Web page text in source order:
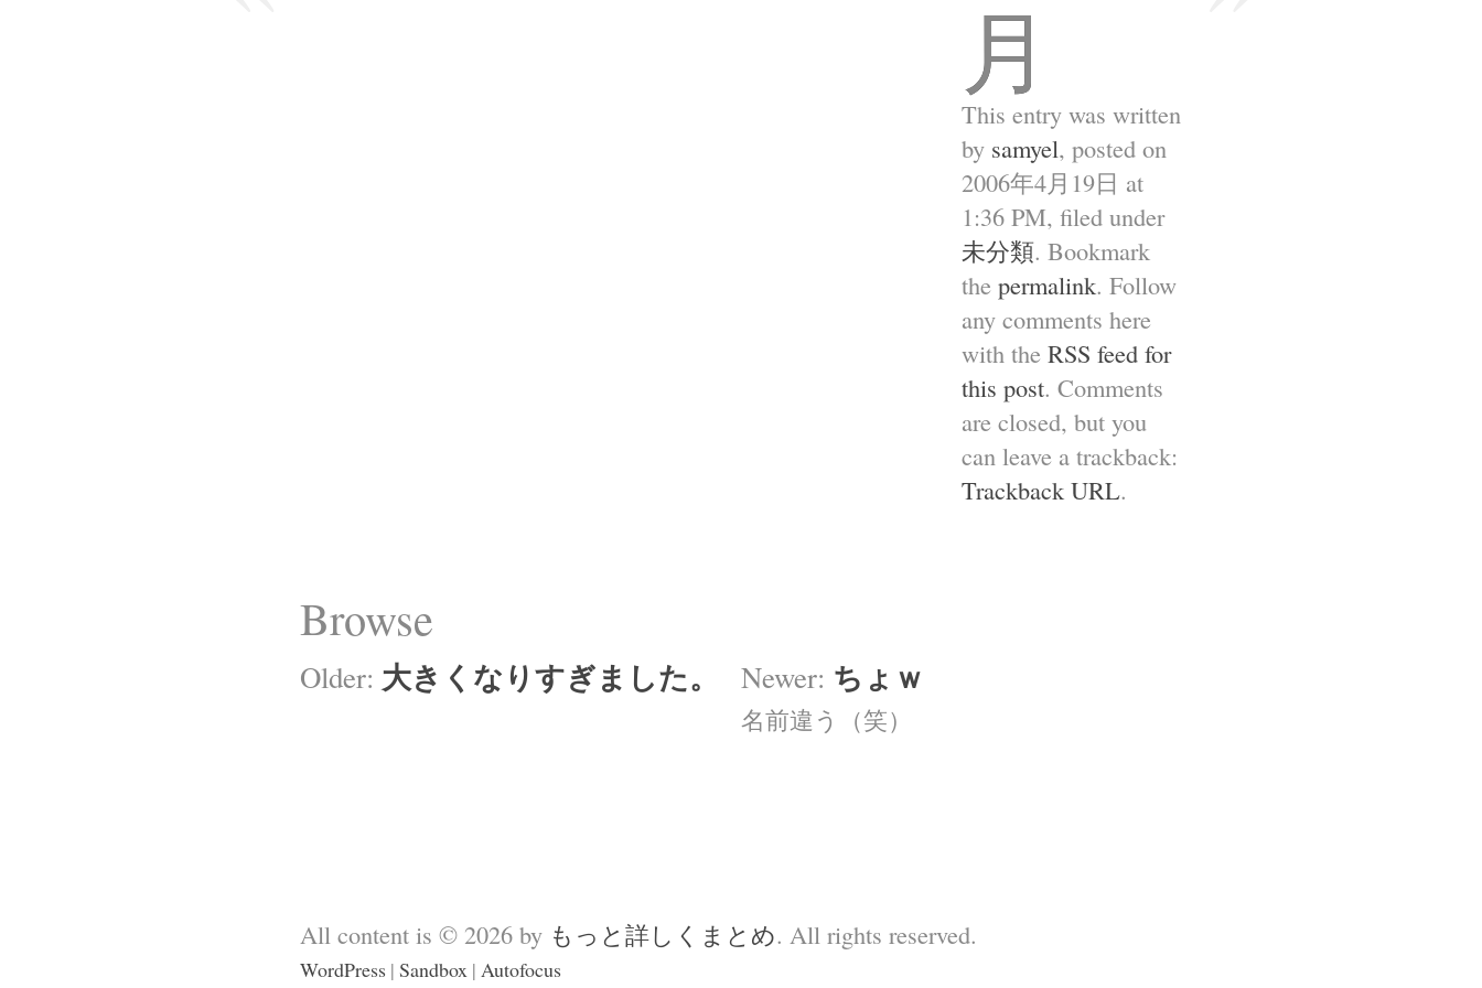
月
This entry was written
by samyel, posted on
2006年4月19日 at
1:36 PM, filed under
未分類. Bookmark
the permalink. Follow
any comments here
with the RSS feed for
this post. Comments
are closed, but you
can leave a trackback:
Trackback URL.
Browse
Older: 大きくなりすぎました。 Newer: ちょｗ
名前違う（笑）
All content is © 2026 by もっと詳しくまとめ. All rights reserved.
WordPress | Sandbox | Autofocus